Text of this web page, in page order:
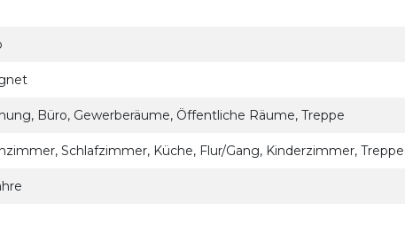
Büro, Gewerberäume, Öffentliche Räume, Treppe
Schlafzimmer, Küche, Flur/Gang, Kinderzimmer, Treppe